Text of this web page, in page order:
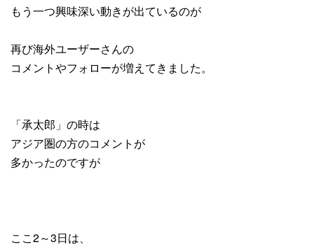
もう一つ興味深い動きが出ているのが
再び海外ユーザーさんの
コメントやフォローが増えてきました。
「承太郎」の時は
アジア圏の方のコメントが
多かったのですが
ここ2～3日は、